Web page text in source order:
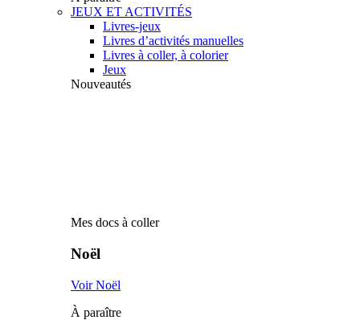
JEUX ET ACTIVITÉS
Livres-jeux
Livres d’activités manuelles
Livres à coller, à colorier
Jeux
Nouveautés
Mes docs à coller
Noël
Voir Noël
À paraître